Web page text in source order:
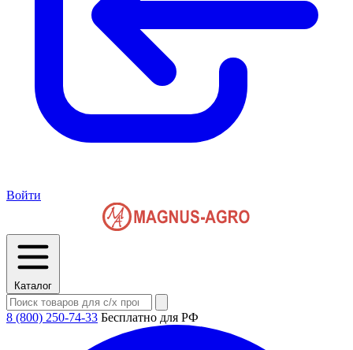
Войти
Каталог
8 (800) 250-74-33 Бесплатно для РФ